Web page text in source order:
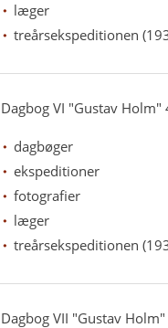
læger
treårsekspeditionen
Dagbog VI "Gustav
dagbøger
ekspeditioner
fotografier
læger
treårsekspeditionen
Dagbog VII "Gustav